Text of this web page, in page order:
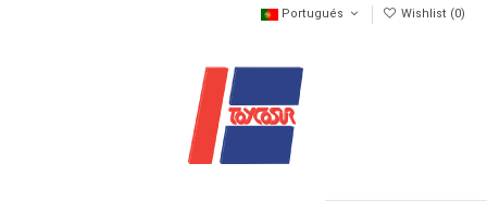
Portugués Wishlist (0)